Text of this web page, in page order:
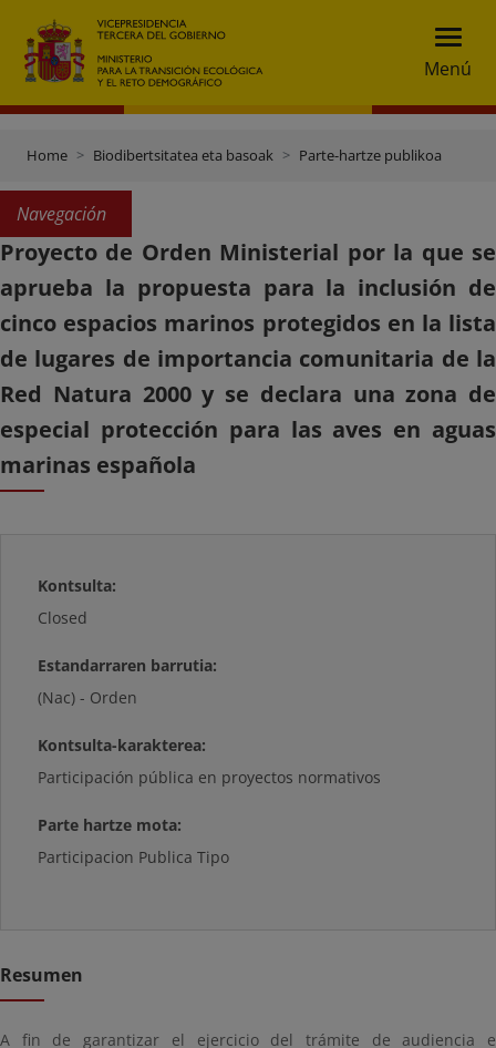
Menú
Home Biodibertsitatea eta basoak Parte-hartze publikoa
Navegación
Proyecto de Orden Ministerial por la que se
aprueba la propuesta para la inclusión de
cinco espacios marinos protegidos en la lista
de lugares de importancia comunitaria de la
Red Natura 2000 y se declara una zona de
especial protección para las aves en aguas
marinas española
Kontsulta:
Closed
Estandarraren barrutia:
(Nac) - Orden
Kontsulta-karakterea:
Participación pública en proyectos normativos
Parte hartze mota:
Participacion Publica Tipo
Resumen
A fin de garantizar el ejercicio del trámite de audiencia e